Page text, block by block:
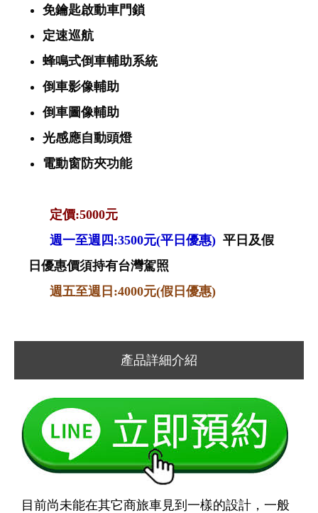
免鑰匙啟動車門鎖
定速巡航
蜂鳴式倒車輔助系統
倒車影像輔助
倒車圖像輔助
光感應自動頭燈
電動窗防夾功能
定價:5000元
週一至週四:3500元(平日優惠) 平日及假
日優惠價須持有台灣駕照
週五至週日:4000元(假日優惠)
產品詳細介紹
目前尚未能在其它商旅車見到一樣的設計，一般